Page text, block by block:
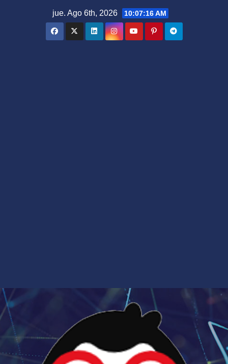
jue. Ago 6th, 2026 10:07:17 AM